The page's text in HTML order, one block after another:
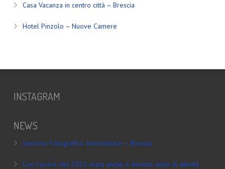
Casa Vacanza in centro città – Brescia
Hotel Pinzolo – Nuove Camere
INSTAGRAM
NEWS
Servizio Fotografico Immobiliare – Brescia
Con l’arrivo del 2021 inizia anche il decimo anno di attività